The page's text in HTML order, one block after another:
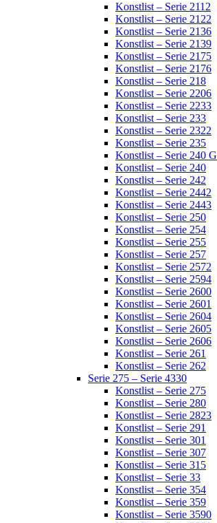
Konstlist – Serie 2112
Konstlist – Serie 2122
Konstlist – Serie 2136
Konstlist – Serie 2139
Konstlist – Serie 2175
Konstlist – Serie 2176
Konstlist – Serie 218
Konstlist – Serie 2206
Konstlist – Serie 2233
Konstlist – Serie 233
Konstlist – Serie 2322
Konstlist – Serie 235
Konstlist – Serie 240 G
Konstlist – Serie 240
Konstlist – Serie 242
Konstlist – Serie 2442
Konstlist – Serie 2443
Konstlist – Serie 250
Konstlist – Serie 254
Konstlist – Serie 255
Konstlist – Serie 257
Konstlist – Serie 2572
Konstlist – Serie 2594
Konstlist – Serie 2600
Konstlist – Serie 2601
Konstlist – Serie 2604
Konstlist – Serie 2605
Konstlist – Serie 2606
Konstlist – Serie 261
Konstlist – Serie 262
Serie 275 – Serie 4330
Konstlist – Serie 275
Konstlist – Serie 280
Konstlist – Serie 2823
Konstlist – Serie 291
Konstlist – Serie 301
Konstlist – Serie 307
Konstlist – Serie 315
Konstlist – Serie 33
Konstlist – Serie 354
Konstlist – Serie 359
Konstlist – Serie 3590